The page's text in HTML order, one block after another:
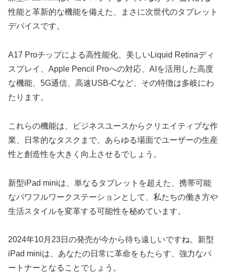
性能と革新的な機能を備えた、まさに次世代のタブレット
デバイスです。
A17 Proチップによる高性能化、美しいLiquid Retinaディ
スプレイ、Apple Pencil Proへの対応、AIを活用した高度
な機能、5G通信、高速USB-Cなど、その特徴は多岐にわ
たります。
これらの機能は、ビジネスユースからクリエイティブな作
業、日常的なタスクまで、あらゆる場面でユーザーの生産
性と創造性を大きく向上させるでしょう。
新型iPad miniは、単なるタブレットを超えた、携帯可能
なパワフルワークステーションとして、私たちの働き方や
生活スタイルを変革する可能性を秘めています。
2024年10月23日の発売が今から待ち遠しいですね。新型
iPad miniは、あなたの日常に革命をもたらす、強力なパ
ートナーとなることでしょう。